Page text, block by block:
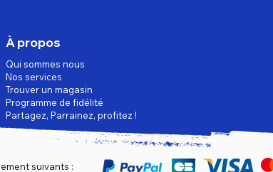
À propos
Qui sommes nous
Nos services
Trouver un magasin
Programme de fidélité
Partagez, Parrainez, profitez !
suivants :